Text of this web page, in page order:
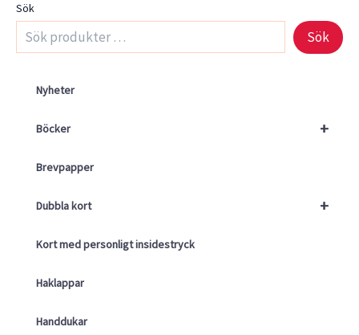
Sök
Sök
Nyheter
+
Böcker
Brevpapper
+
Dubbla kort
Kort med personligt insidestryck
Haklappar
Handdukar